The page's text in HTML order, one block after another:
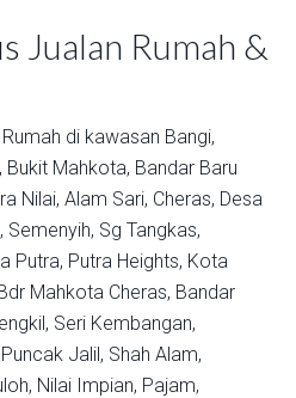
Jualan Rumah &
di kawasan Bangi,
Bukit Mahkota, Bandar Baru
Nilai, Alam Sari, Cheras, Desa
Semenyih, Sg Tangkas,
Putra, Putra Heights, Kota
Mahkota Cheras, Bandar
Seri Kembangan,
Puncak Jalil, Shah Alam,
Nilai Impian, Pajam,